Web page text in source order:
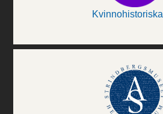
Kvinnohistoriska